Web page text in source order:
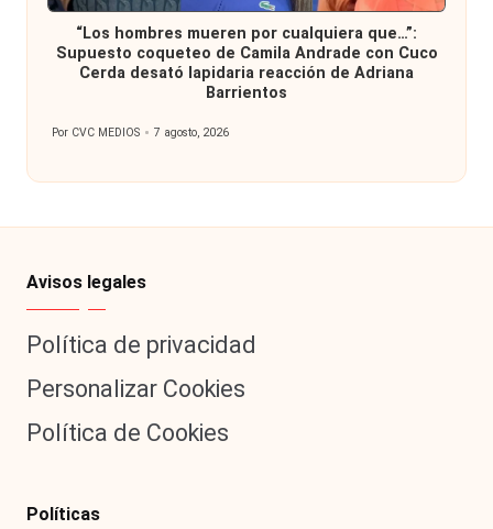
en
“Los hombres mueren por cualquiera que…”:
Supuesto coqueteo de Camila Andrade con Cuco
Cerda desató lapidaria reacción de Adriana
Barrientos
Publicado
Por CVC MEDIOS 7 agosto, 2026
Avisos legales
Política de privacidad
Personalizar Cookies
Política de Cookies
Políticas